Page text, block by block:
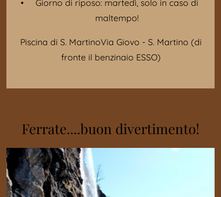
Giorno di riposo: martedì, solo in caso di
maltempo!
Piscina di S. MartinoVia Giovo - S. Martino (di
fronte il benzinaio ESSO)
Ferrate....buon divertimento!